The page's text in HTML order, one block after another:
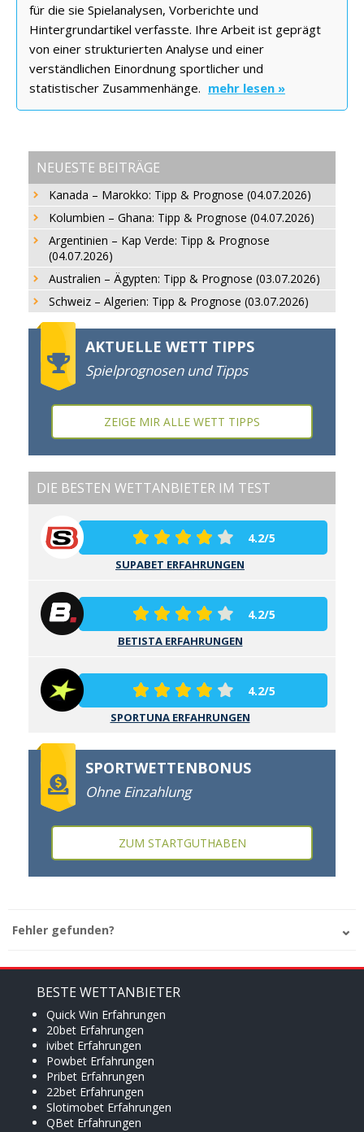
für die sie Spielanalysen, Vorberichte und
Hintergrundartikel verfasste. Ihre Arbeit ist geprägt
von einer strukturierten Analyse und einer
verständlichen Einordnung sportlicher und
statistischer Zusammenhänge. mehr lesen »
NEUESTE BEITRÄGE
Kanada – Marokko: Tipp & Prognose (04.07.2026)
Kolumbien – Ghana: Tipp & Prognose (04.07.2026)
Argentinien – Kap Verde: Tipp & Prognose
(04.07.2026)
Australien – Ägypten: Tipp & Prognose (03.07.2026)
Schweiz – Algerien: Tipp & Prognose (03.07.2026)
AKTUELLE WETT TIPPS
Spielprognosen und Tipps
ZEIGE MIR ALLE WETT TIPPS
DIE BESTEN WETTANBIETER IM TEST
4.2/5
SUPABET ERFAHRUNGEN
4.2/5
BETISTA ERFAHRUNGEN
4.2/5
SPORTUNA ERFAHRUNGEN
SPORTWETTENBONUS
Ohne Einzahlung
ZUM STARTGUTHABEN
Fehler gefunden?
BESTE WETTANBIETER
Quick Win Erfahrungen
20bet Erfahrungen
ivibet Erfahrungen
Powbet Erfahrungen
Pribet Erfahrungen
22bet Erfahrungen
Slotimobet Erfahrungen
QBet Erfahrungen